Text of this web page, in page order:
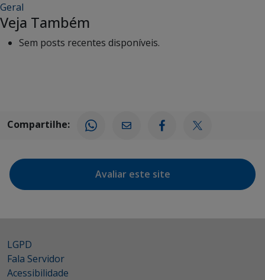
Geral
Veja Também
Sem posts recentes disponíveis.
Compartilhe:
Avaliar este site
LGPD
Fala Servidor
Acessibilidade